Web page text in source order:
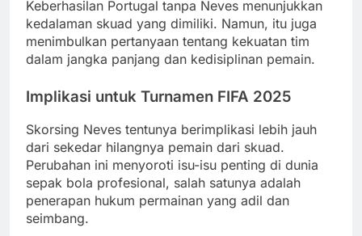
Keberhasilan Portugal tanpa Neves menunjukkan
kedalaman skuad yang dimiliki. Namun, itu juga
menimbulkan pertanyaan tentang kekuatan tim
dalam jangka panjang dan kedisiplinan pemain.
Implikasi untuk Turnamen FIFA 2025
Skorsing Neves tentunya berimplikasi lebih jauh
dari sekedar hilangnya pemain dari skuad.
Perubahan ini menyoroti isu-isu penting di dunia
sepak bola profesional, salah satunya adalah
penerapan hukum permainan yang adil dan
seimbang.